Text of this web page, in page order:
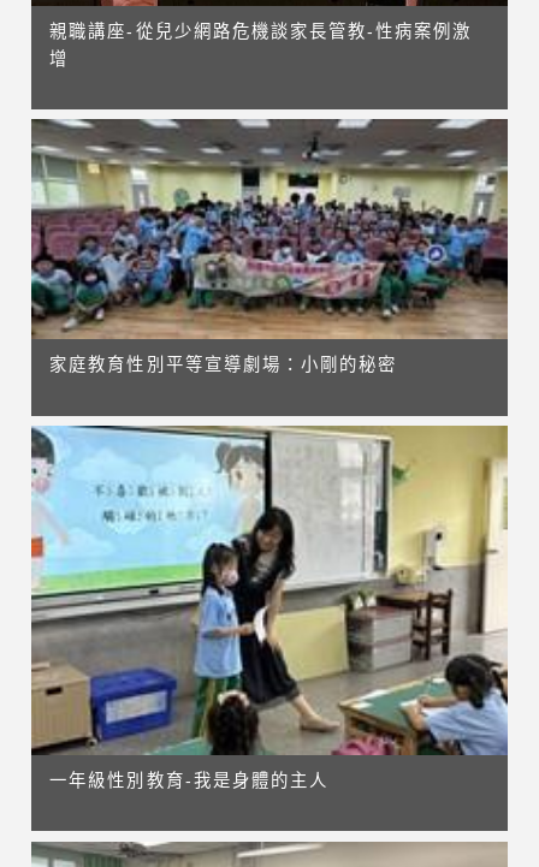
親職講座-從兒少網路危機談家長管教-性病案例激
增
家庭教育性別平等宣導劇場：小剛的秘密
一年級性別教育-我是身體的主人